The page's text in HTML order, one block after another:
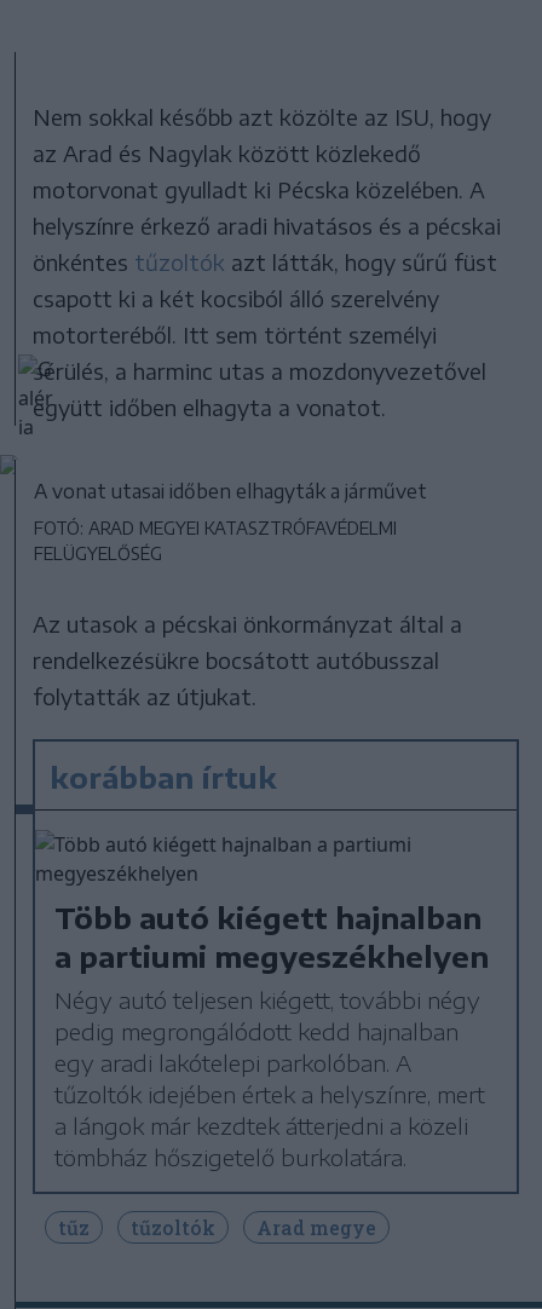
Nem sokkal később azt közölte az ISU, hogy
az Arad és Nagylak között közlekedő
motorvonat gyulladt ki Pécska közelében. A
helyszínre érkező aradi hivatásos és a pécskai
önkéntes tűzoltók azt látták, hogy sűrű füst
csapott ki a két kocsiból álló szerelvény
motorteréből. Itt sem történt személyi
sérülés, a harminc utas a mozdonyvezetővel
együtt időben elhagyta a vonatot.
A vonat utasai időben elhagyták a járművet
FOTÓ: ARAD MEGYEI KATASZTRÓFAVÉDELMI
FELÜGYELŐSÉG
Az utasok a pécskai önkormányzat által a
rendelkezésükre bocsátott autóbusszal
folytatták az útjukat.
korábban írtuk
Több autó kiégett hajnalban
a partiumi megyeszékhelyen
Négy autó teljesen kiégett, további négy
pedig megrongálódott kedd hajnalban
egy aradi lakótelepi parkolóban. A
tűzoltók idejében értek a helyszínre, mert
a lángok már kezdtek átterjedni a közeli
tömbház hőszigetelő burkolatára.
tűz tűzoltók Arad megye